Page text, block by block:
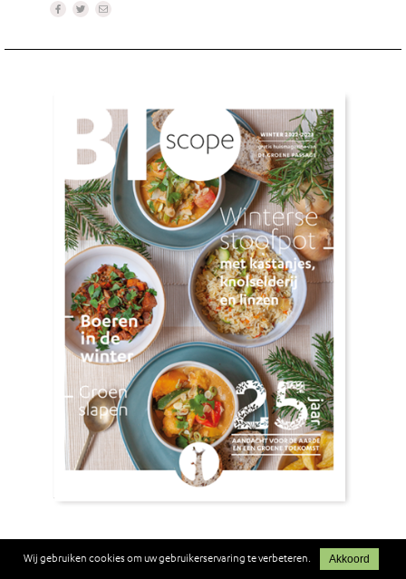
KIEZEN VOOR GEZONDHEID
Wij gebruiken cookies om uw gebruikerservaring te verbeteren. Akkoord